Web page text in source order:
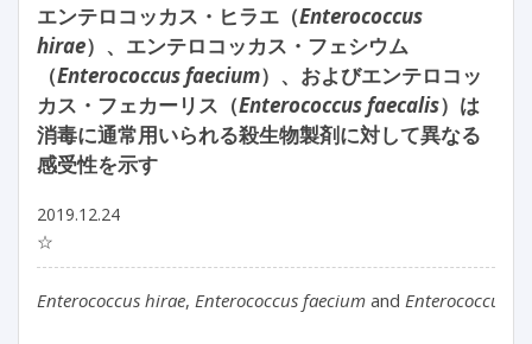
エンテロコッカス・ヒラエ（Enterococcus
hirae）、エンテロコッカス・フェシウム
（Enterococcus faecium）、およびエンテロコッ
カス・フェカーリス（Enterococcus faecalis）は
消毒に通常用いられる殺生物製剤に対して異なる
感受性を示す
2019.12.24
☆
Enterococcus hirae, Enterococcus faecium and Enterococcus